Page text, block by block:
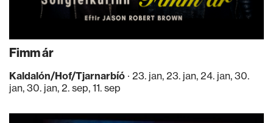
Fimm ár
Kaldalón/Hof/Tjarnarbíó · 23. jan, 23. jan, 24. jan, 30.
jan, 30. jan, 2. sep, 11. sep